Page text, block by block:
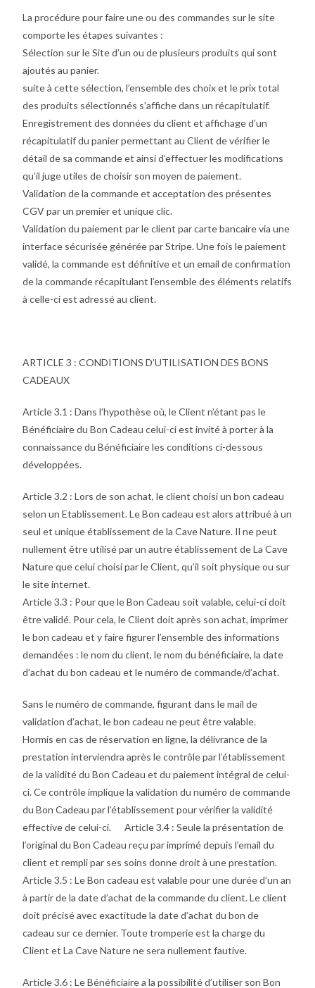
La procédure pour faire une ou des commandes sur le site
comporte les étapes suivantes :
Sélection sur le Site d’un ou de plusieurs produits qui sont
ajoutés au panier.
suite à cette sélection, l’ensemble des choix et le prix total
des produits sélectionnés s’affiche dans un récapitulatif.
Enregistrement des données du client et affichage d’un
récapitulatif du panier permettant au Client de vérifier le
détail de sa commande et ainsi d’effectuer les modifications
qu’il juge utiles de choisir son moyen de paiement.
Validation de la commande et acceptation des présentes
CGV par un premier et unique clic.
Validation du paiement par le client par carte bancaire via une
interface sécurisée générée par Stripe. Une fois le paiement
validé, la commande est définitive et un email de confirmation
de la commande récapitulant l’ensemble des éléments relatifs
à celle-ci est adressé au client.
ARTICLE 3 : CONDITIONS D’UTILISATION DES BONS
CADEAUX
Article 3.1 : Dans l’hypothèse où, le Client n’étant pas le
Bénéficiaire du Bon Cadeau celui-ci est invité à porter à la
connaissance du Bénéficiaire les conditions ci-dessous
développées.
Article 3.2 : Lors de son achat, le client choisi un bon cadeau
selon un Etablissement. Le Bon cadeau est alors attribué à un
seul et unique établissement de la Cave Nature. Il ne peut
nullement être utilisé par un autre établissement de La Cave
Nature que celui choisi par le Client, qu’il soit physique ou sur
le site internet.
Article 3.3 : Pour que le Bon Cadeau soit valable, celui-ci doit
être validé. Pour cela, le Client doit après son achat, imprimer
le bon cadeau et y faire figurer l’ensemble des informations
demandées : le nom du client, le nom du bénéficiaire, la date
d’achat du bon cadeau et le numéro de commande/d’achat.
Sans le numéro de commande, figurant dans le mail de
validation d’achat, le bon cadeau ne peut être valable.
Hormis en cas de réservation en ligne, la délivrance de la
prestation interviendra après le contrôle par l’établissement
de la validité du Bon Cadeau et du paiement intégral de celui-
ci. Ce contrôle implique la validation du numéro de commande
du Bon Cadeau par l’établissement pour vérifier la validité
effective de celui-ci. Article 3.4 : Seule la présentation de
l’original du Bon Cadeau reçu par imprimé depuis l’email du
client et rempli par ses soins donne droit à une prestation.
Article 3.5 : Le Bon cadeau est valable pour une durée d’un an
à partir de la date d’achat de la commande du client. Le client
doit précisé avec exactitude la date d’achat du bon de
cadeau sur ce dernier. Toute tromperie est la charge du
Client et La Cave Nature ne sera nullement fautive.
Article 3.6 : Le Bénéficiaire a la possibilité d’utiliser son Bon